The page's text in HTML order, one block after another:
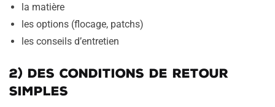
la matière
les options (flocage, patchs)
les conseils d’entretien
2) Des conditions de retour
simples